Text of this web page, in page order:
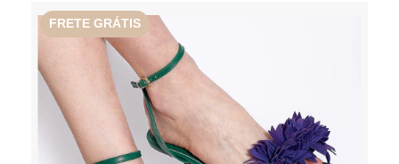
FRETE GRÁTIS